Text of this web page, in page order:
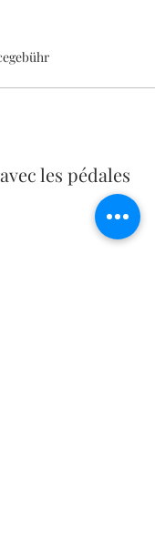
les pédales